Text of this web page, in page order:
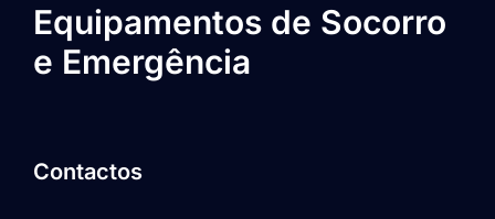
Equipamentos de Socorro
e Emergência
Contactos